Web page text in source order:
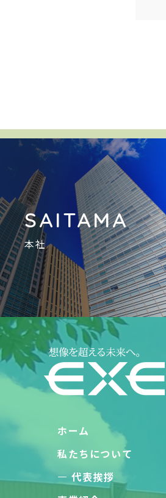
SAITAMA
本社
ホーム
私たちについて
代表挨拶